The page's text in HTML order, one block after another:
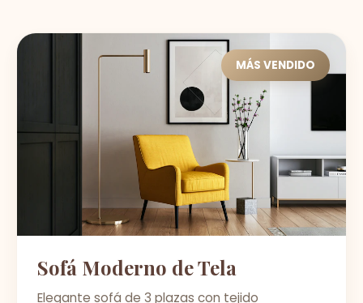
MÁS VENDIDO
Sofá Moderno de Tela
Elegante sofá de 3 plazas con tejido